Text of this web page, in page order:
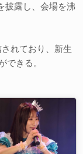
披露し、会場を沸
れており、新生
きる。